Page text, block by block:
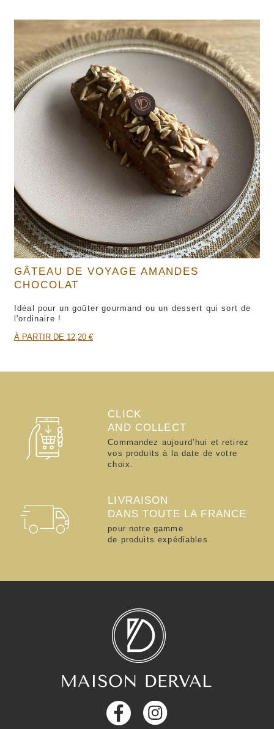
GÂTEAU DE VOYAGE AMANDES
CHOCOLAT
Idéal pour un goûter gourmand ou un dessert qui sort de
l'ordinaire !
À PARTIR DE 12,20 €
CLICK
AND COLLECT
Commandez aujourd’hui et retirez
vos produits à la date de votre
choix.
LIVRAISON
DANS TOUTE LA FRANCE
pour notre gamme
de produits expédiables